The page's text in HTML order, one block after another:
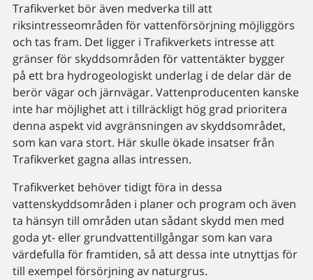
Trafikverket bör även medverka till att
riksintresseområden för vattenförsörjning möjliggörs
och tas fram. Det ligger i Trafikverkets intresse att
gränser för skyddsområden för vattentäkter bygger
på ett bra hydrogeologiskt underlag i de delar där de
berör vägar och järnvägar. Vattenproducenten kanske
inte har möjlighet att i tillräckligt hög grad prioritera
denna aspekt vid avgränsningen av skyddsområdet,
som kan vara stort. Här skulle ökade insatser från
Trafikverket gagna allas intressen.
Trafikverket behöver tidigt föra in dessa
vattenskyddsområden i planer och program och även
ta hänsyn till områden utan sådant skydd men med
goda yt- eller grundvattentillgångar som kan vara
värdefulla för framtiden, så att dessa inte utnyttjas för
till exempel försörjning av naturgrus.